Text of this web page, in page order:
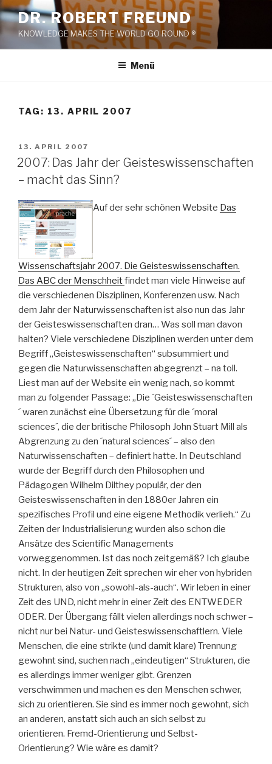
Zum
Inhalt
springen
DR. ROBERT FREUND
KNOWLEDGE MAKES THE WORLD GO ROUND ®
Menü
TAG: 13. APRIL 2007
VERÖFFENTLICHT
AM
13. APRIL 2007
2007: Das Jahr der Geisteswissenschaften
– macht das Sinn?
Auf der sehr schönen Website Das
Wissenschaftsjahr 2007. Die Geisteswissenschaften.
Das ABC der Menschheitfindet man viele Hinweise auf
die verschiedenen Disziplinen, Konferenzen usw. Nach
dem Jahr der Naturwissenschaften ist also nun das Jahr
der Geisteswissenschaften dran… Was soll man davon
halten? Viele verschiedene Disziplinen werden unter dem
Begriff „Geisteswissenschaften“ subsummiert und
gegen die Naturwissenschaften abgegrenzt – na toll.
Liest man auf der Website ein wenig nach, so kommt
man zu folgender Passage: „Die ´Geisteswissenschaften
´ waren zunächst eine Übersetzung für die ´moral
sciences´, die der britische Philosoph John Stuart Mill als
Abgrenzung zu den ´natural sciences´ – also den
Naturwissenschaften – definiert hatte. In Deutschland
wurde der Begriff durch den Philosophen und
Pädagogen Wilhelm Dilthey populär, der den
Geisteswissenschaften in den 1880er Jahren ein
spezifisches Profil und eine eigene Methodik verlieh.“ Zu
Zeiten der Industrialisierung wurden also schon die
Ansätze des Scientific Managements
vorweggenommen. Ist das noch zeitgemäß? Ich glaube
nicht. In der heutigen Zeit sprechen wir eher von hybriden
Strukturen, also von „sowohl-als-auch“. Wir leben in einer
Zeit des UND, nicht mehr in einer Zeit des ENTWEDER
ODER. Der Übergang fällt vielen allerdings noch schwer –
nicht nur bei Natur- und Geisteswissenschaftlern. Viele
Menschen, die eine strikte (und damit klare) Trennung
gewohnt sind, suchen nach „eindeutigen“ Strukturen, die
es allerdings immer weniger gibt. Grenzen
verschwimmen und machen es den Menschen schwer,
sich zu orientieren. Sie sind es immer noch gewohnt, sich
an anderen, anstatt sich auch an sich selbst zu
orientieren. Fremd-Orientierung und Selbst-
Orientierung? Wie wäre es damit?